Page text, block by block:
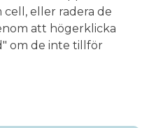
eller radera de
att högerklicka
om de inte tillför